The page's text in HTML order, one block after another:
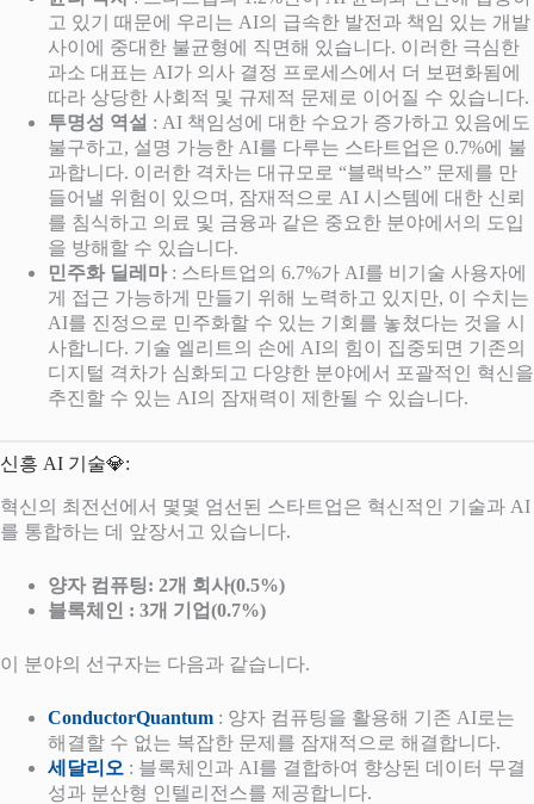
고 있기 때문에 우리는 AI의 급속한 발전과 책임 있는 개발
사이에 중대한 불균형에 직면해 있습니다. 이러한 극심한
과소 대표는 AI가 의사 결정 프로세스에서 더 보편화됨에
따라 상당한 사회적 및 규제적 문제로 이어질 수 있습니다.
투명성 역설 : AI 책임성에 대한 수요가 증가하고 있음에도
불구하고, 설명 가능한 AI를 다루는 스타트업은 0.7%에 불
과합니다. 이러한 격차는 대규모로 “블랙박스” 문제를 만
들어낼 위험이 있으며, 잠재적으로 AI 시스템에 대한 신뢰
를 침식하고 의료 및 금융과 같은 중요한 분야에서의 도입
을 방해할 수 있습니다.
민주화 딜레마 : 스타트업의 6.7%가 AI를 비기술 사용자에
게 접근 가능하게 만들기 위해 노력하고 있지만, 이 수치는
AI를 진정으로 민주화할 수 있는 기회를 놓쳤다는 것을 시
사합니다. 기술 엘리트의 손에 AI의 힘이 집중되면 기존의
디지털 격차가 심화되고 다양한 분야에서 포괄적인 혁신을
추진할 수 있는 AI의 잠재력이 제한될 수 있습니다.
신흥 AI 기술💎:
혁신의 최전선에서 몇몇 엄선된 스타트업은 혁신적인 기술과 AI
를 통합하는 데 앞장서고 있습니다.
양자 컴퓨팅: 2개 회사(0.5%)
블록체인 : 3개 기업(0.7%)
이 분야의 선구자는 다음과 같습니다.
ConductorQuantum : 양자 컴퓨팅을 활용해 기존 AI로는
해결할 수 없는 복잡한 문제를 잠재적으로 해결합니다.
세달리오 : 블록체인과 AI를 결합하여 향상된 데이터 무결
성과 분산형 인텔리전스를 제공합니다.